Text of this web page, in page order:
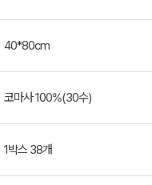
40*80cm
코마사 100%(30수)
1박스 38개